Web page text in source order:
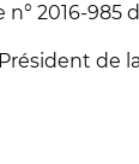
2016-985
de